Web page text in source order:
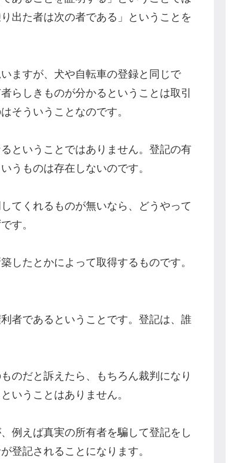
出た者は次の者である」ということを
ますが、犬や自転車の登録と同じで
らしきものが分かるということは取引
そういうことなのです。
ということではありません。登記の有
うものは存在しないのです。
てくれるものが無いなら、どうやって
す。
したとかによって取得するものです。
者であるということです。登記は、誰
のだと訴えたら、もちろん裁判になり
いうことはありません。
例えば真実の所有者を騙して登記をし
登記されることになります。